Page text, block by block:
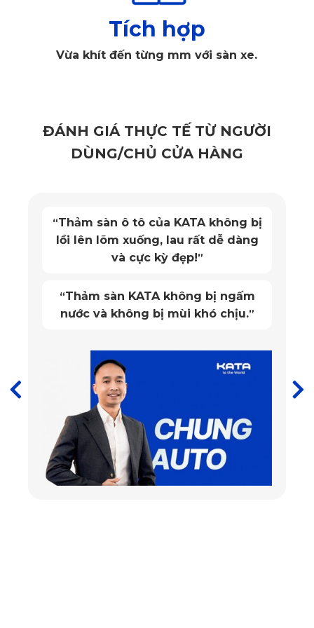
Thảm lót sàn ô tô Toyota IMV 0 ghế lái
✅ Thiết kế mạnh mẽ xứng tầm Toyota IMV 0
Hoạ tiết vân lục lăng tối giản với các góc cạnh tinh tế.
phẩm từ KATA không chỉ đáp ứng về chức năng bảo vệ
sàn xe mà còn nâng tầm xế yêu của bạn thêm đẳng cấp.
Thảm lót sàn ô tô Toyota IMV 0 ghế phụ
Tích hợp
Vừa khít đến từng mm với sàn xe.
ĐÁNH GIÁ THỰC TẾ TỪ NGƯỜI
DÙNG/CHỦ CỬA HÀNG
“Chất liệu sàn da nguyên sinh
không có mùi, cắt may chuẩn form
cho từng dòng xe.
“Một sản phẩm hoàn thiện mới có
chỗ đứng trong lòng khách hàng,
điều này. Tôi rất tự tin để tư vấn
cho khách hàng trọn bộ thảm sàn